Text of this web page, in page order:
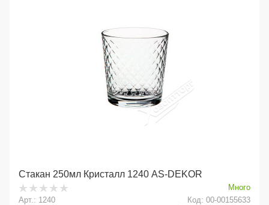
Стакан 250мл Кристалл 1240 AS-DEKOR
Много
Арт.: 1240
Код: 00-00155633